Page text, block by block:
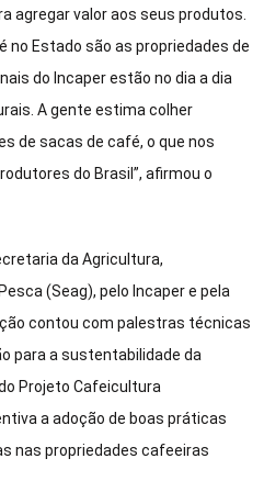
agregar valor aos seus produtos.
no Estado são as propriedades de
do Incaper estão no dia a dia
A gente estima colher
de sacas de café, o que nos
do Brasil”, afirmou o
da Agricultura,
(Seag), pelo Incaper e pela
contou com palestras técnicas
para a sustentabilidade da
Projeto Cafeicultura
a adoção de boas práticas
nas propriedades cafeeiras